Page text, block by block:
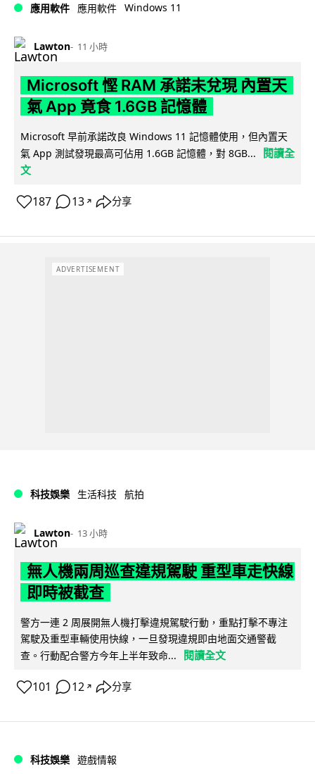
應用軟件 應用軟件 Windows 11
Lawton 11 小時
Microsoft 慳 RAM 承諾未兌現 內置天
氣 App 竟食 1.6GB 記憶體
Microsoft 早前承諾改良 Windows 11 記憶體使用，但內置天
氣 App 測試發現最高可佔用 1.6GB 記憶體，對 8GB...
閱讀全
文
187 13 ↗ 分享
ADVERTISEMENT
科技娛樂 生活科技 航拍
Lawton 13 小時
無人機兩周巡查違規駕駛 重型車走快線
即時被截查
警方一連 2 周展開無人機打擊違規駕駛行動，重點打擊不專注
駕駛及重型車輛使用快線，一旦發現違規即由地面交通警截
查。行動配合警方今年上半年致命...
閱讀全文
101 12 ↗ 分享
科技娛樂 遊戲情報